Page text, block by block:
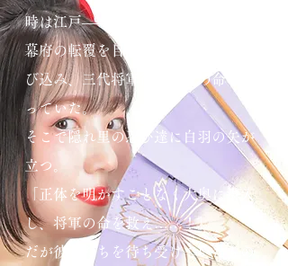
時は江戸――
幕府の転覆を目論む悪鬼が大奥に忍
び込み、三代将軍徳川家光の命を狙
っていた。
そこで隠れ里の忍び達に白羽の矢が
立つ。
「正体を明かすことなく大奥に潜入
し、将軍の命を救え……！」
だが彼女たちを待ち受けていたもの